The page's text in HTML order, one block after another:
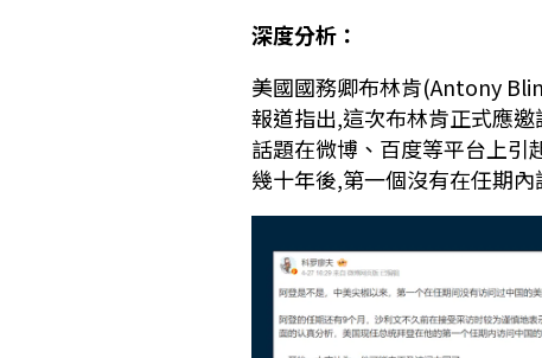
深度分析：
美國國務卿布林肯(Antony
報道指出,這次布林肯正式應
話題在微博、百度等平台上引
幾十年後,第一個沒有在任期